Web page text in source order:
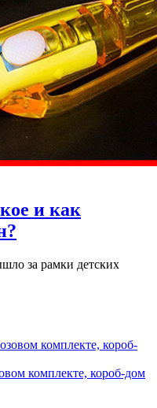
и как
за рамки детских
комплекте, короб-дом